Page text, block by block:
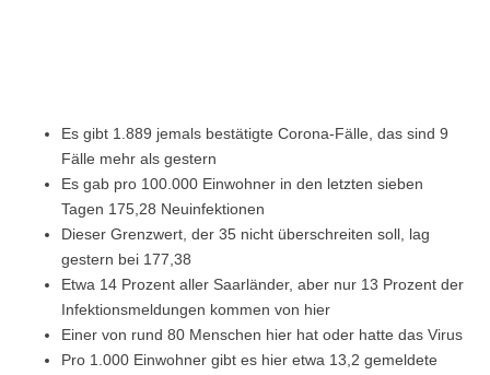
Es gibt 1.889 jemals bestätigte Corona-Fälle, das sind 9
Fälle mehr als gestern
Es gab pro 100.000 Einwohner in den letzten sieben
Tagen 175,28 Neuinfektionen
Dieser Grenzwert, der 35 nicht überschreiten soll, lag
gestern bei 177,38
Etwa 14 Prozent aller Saarländer, aber nur 13 Prozent der
Infektionsmeldungen kommen von hier
Einer von rund 80 Menschen hier hat oder hatte das Virus
Pro 1.000 Einwohner gibt es hier etwa 13,2 gemeldete